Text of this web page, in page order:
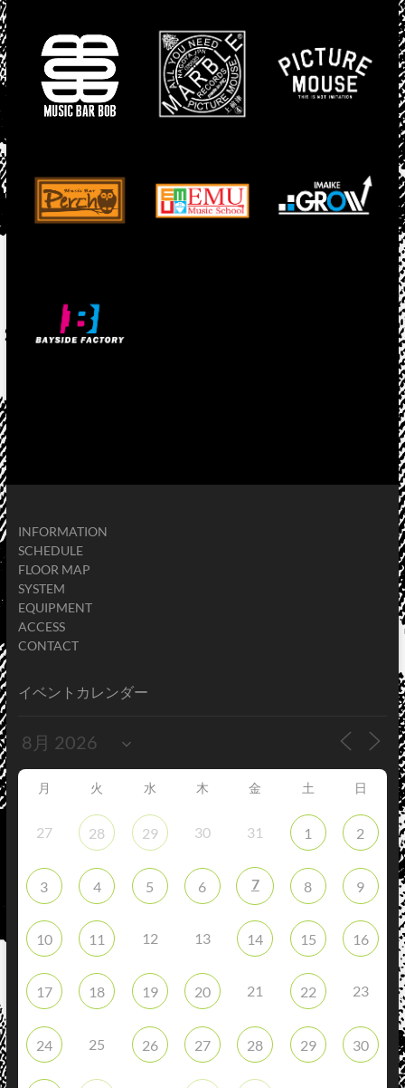
INFORMATION
SCHEDULE
FLOOR MAP
SYSTEM
EQUIPMENT
ACCESS
CONTACT
イベントカレンダー
月 火 水 木 金 土 日
27 28 29 30 31 1 2
3 4 5 6 7 8 9
10 11 12 13 14 15 16
17 18 19 20 21 22 23
24 25 26 27 28 29 30